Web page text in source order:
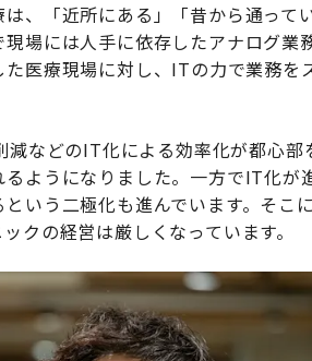
は、「近所にある」「昔から通って
場には人手に依存したアナログ業
医療現場に対し、ITの力で業務を
などのIT化による効率化が都心部
ようになりました。一方でIT化が
いう二極化も進んでいます。そこ
クの経営は厳しくなっています。